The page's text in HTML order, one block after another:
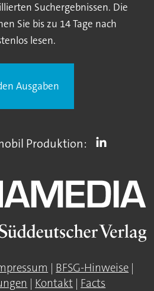
Suchergebnissen. Die
Sie bis zu 14 Tage nach
lesen.
Ausgaben
Produktion:
| BFSG-Hinweise |
| Kontakt | Facts